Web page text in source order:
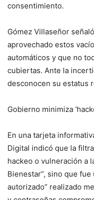
consentimiento.
Gómez Villaseñor
aprovechado estos
automáticos y que no
cubiertas. Ante la
desconocen su estatus
Gobierno minimiza
En una tarjeta
Digital indicó que la
hackeo o vulneración a
Bienestar”, sino que fue
autorizado” realizado